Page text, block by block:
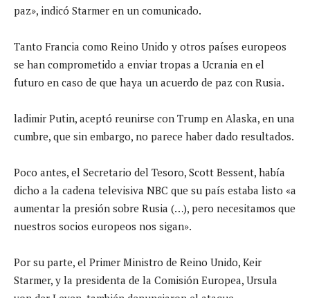
paz», indicó Starmer en un comunicado.
Tanto Francia como Reino Unido y otros países europeos
se han comprometido a enviar tropas a Ucrania en el
futuro en caso de que haya un acuerdo de paz con Rusia.
ladimir Putin, aceptó reunirse con Trump en Alaska, en una
cumbre, que sin embargo, no parece haber dado resultados.
Poco antes, el Secretario del Tesoro, Scott Bessent, había
dicho a la cadena televisiva NBC que su país estaba listo «a
aumentar la presión sobre Rusia (…), pero necesitamos que
nuestros socios europeos nos sigan».
Por su parte, el Primer Ministro de Reino Unido, Keir
Starmer, y la presidenta de la Comisión Europea, Ursula